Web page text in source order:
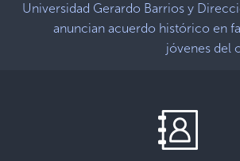
Universidad Gerardo Barrios y
anuncian acuerdo histórico en
jóvenes del